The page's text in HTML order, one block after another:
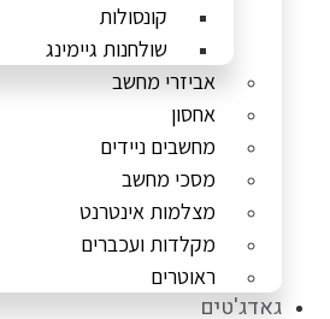
קונסולות
שולחנות גיימינג
אביזרי מחשב
אחסון
מחשבים ניידים
מסכי מחשב
מצלמות אינטרנט
מקלדות ועכברים
ראוטרים
גאדג'טים